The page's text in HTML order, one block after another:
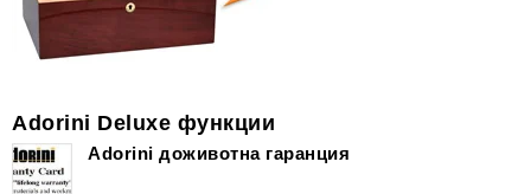
Adorini Deluxe функции
Adorini доживотна гаранция